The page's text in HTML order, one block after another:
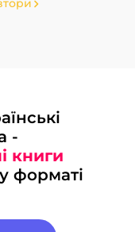
-
книги
форматі